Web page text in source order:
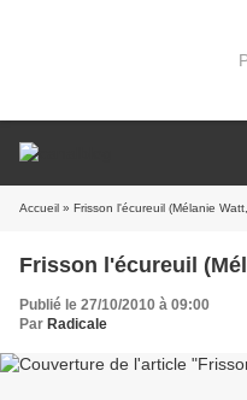
Accueil » Frisson l'écureuil (Mélanie
Frisson l'écureuil
Publié le 27/10/2010 à 09:00
Par Radicale